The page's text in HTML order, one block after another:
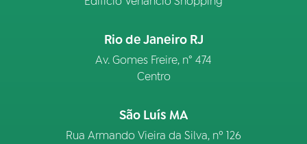
Rio de Janeiro RJ
Av. Gomes Freire, n° 474
Centro
São Luís MA
Rua Armando Vieira da Silva, nº 126